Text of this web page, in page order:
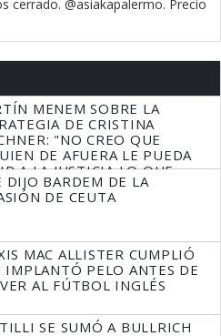
cerrado. @asiakapalermo. Precio
MENEM SOBRE LA
DE CRISTINA
"NO CREO QUE
DE AFUERA LE PUEDA
A LA JUSTICIA LO QUE
QUE HACER"
DIJO BARDEM DE LA
DE CEUTA
MAC ALLISTER CUMPLIÓ
IMPLANTÓ PELO ANTES DE
AL FÚTBOL INGLÉS
SE SUMÓ A BULLRICH